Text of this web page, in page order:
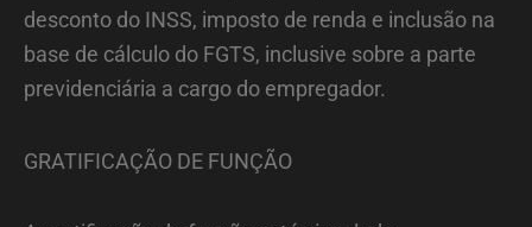
desconto do INSS, imposto de renda e inclusão na
base de cálculo do FGTS, inclusive sobre a parte
previdenciária a cargo do empregador.
GRATIFICAÇÃO DE FUNÇÃO